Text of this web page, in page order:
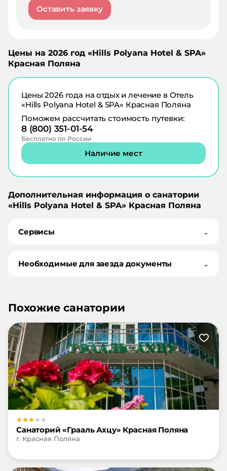
Оставить заявку
Цены на 2026 год «Hills Polyana Hotel & SPA»
Красная Поляна
Цены2026года на отдых и лечение в Отель
«Hills Polyana Hotel & SPA» Красная Поляна
Поможем рассчитать стоимость путевки:
8 (800) 351-01-54
Бесплатно по России
Наличие мест
Дополнительная информация о санатории
«Hills Polyana Hotel & SPA» Красная Поляна
Сервисы ⌄
Необходимые для заезда документы ⌄
Похожие санатории
Санаторий «Грааль Ахцу» Красная Поляна
г. Красная Поляна